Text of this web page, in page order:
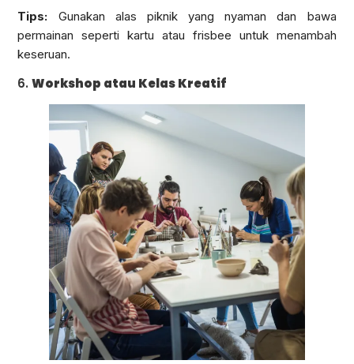
Tips: Gunakan alas piknik yang nyaman dan bawa
permainan seperti kartu atau frisbee untuk menambah
keseruan.
6.Workshop atau Kelas Kreatif